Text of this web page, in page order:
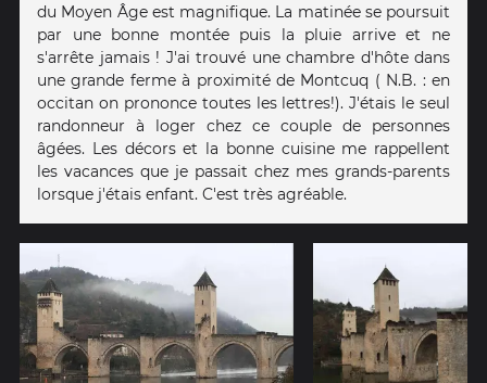
du Moyen Âge est magnifique. La matinée se poursuit
par une bonne montée puis la pluie arrive et ne
s'arrête jamais ! J'ai trouvé une chambre d'hôte dans
une grande ferme à proximité de Montcuq ( N.B. : en
occitan on prononce toutes les lettres!). J'étais le seul
randonneur à loger chez ce couple de personnes
âgées. Les décors et la bonne cuisine me rappellent
les vacances que je passait chez mes grands-parents
lorsque j'étais enfant. C'est très agréable.